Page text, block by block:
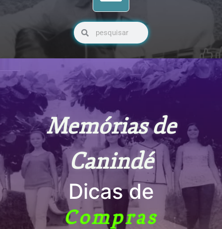
Pesquisar
Memórias de
Canindé
Dicas de
Compras